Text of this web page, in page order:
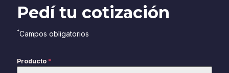
Pedí tu cotización
*Campos obligatorios
Producto *